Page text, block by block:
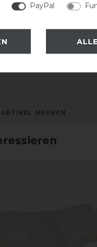
ARTIKEL MERKEN
PayPal